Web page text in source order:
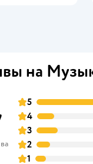
на
5
4
3
2
1